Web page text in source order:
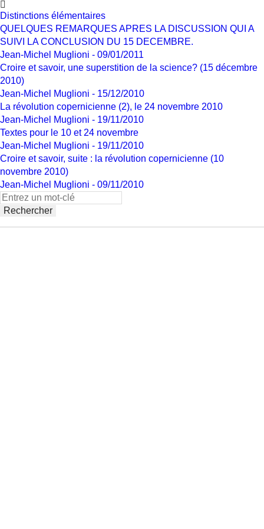
Distinctions élémentaires
QUELQUES REMARQUES APRES LA DISCUSSION QUI A
SUIVI LA CONCLUSION DU 15 DECEMBRE.
Jean-Michel Muglioni - 09/01/2011
Croire et savoir, une superstition de la science? (15 décembre
2010)
Jean-Michel Muglioni - 15/12/2010
La révolution copernicienne (2), le 24 novembre 2010
Jean-Michel Muglioni - 19/11/2010
Textes pour le 10 et 24 novembre
Jean-Michel Muglioni - 19/11/2010
Croire et savoir, suite : la révolution copernicienne (10
novembre 2010)
Jean-Michel Muglioni - 09/11/2010
Rechercher